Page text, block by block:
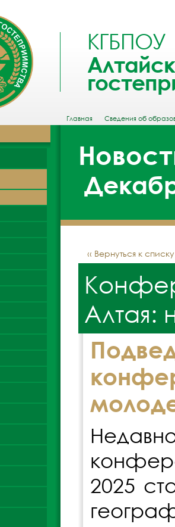
КГБПОУ
Главная Сведения об
‹‹ Вернуться к
Алтая:
2025